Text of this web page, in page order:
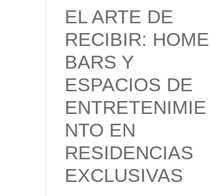
EL ARTE DE
RECIBIR: HOME
BARS Y
ESPACIOS DE
ENTRETENIMIE
NTO EN
RESIDENCIAS
EXCLUSIVAS